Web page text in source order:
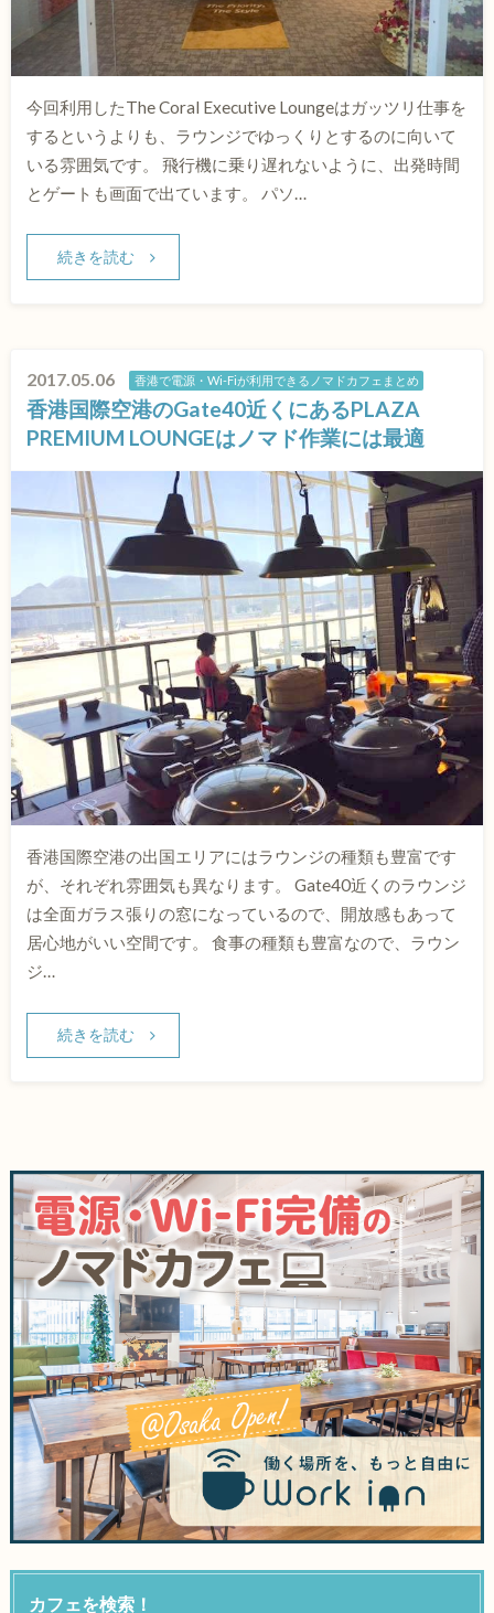
今回利用したThe Coral Executive Loungeはガッツリ仕事を
するというよりも、ラウンジでゆっくりとするのに向いて
いる雰囲気です。 飛行機に乗り遅れないように、出発時間
とゲートも画面で出ています。 パソ…
続きを読む
2017.05.06 香港で電源・Wi-Fiが利用できるノマドカフェまとめ
香港国際空港のGate40近くにあるPLAZA
PREMIUM LOUNGEはノマド作業には最適
香港国際空港の出国エリアにはラウンジの種類も豊富です
が、それぞれ雰囲気も異なります。 Gate40近くのラウンジ
は全面ガラス張りの窓になっているので、開放感もあって
居心地がいい空間です。 食事の種類も豊富なので、ラウン
ジ…
続きを読む
カフェを検索！